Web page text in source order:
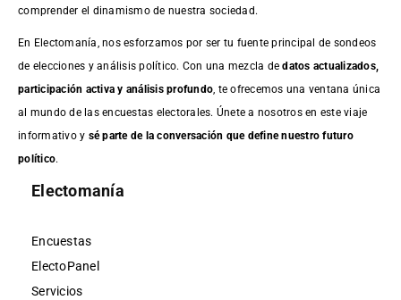
comprender el dinamismo de nuestra sociedad.
En Electomanía, nos esforzamos por ser tu fuente principal de sondeos
de elecciones y análisis político. Con una mezcla dedatos actualizados,
participación activa y análisis profundo , te ofrecemos una ventana única
al mundo de las encuestas electorales. Únete a nosotros en este viaje
informativo y sé parte de la conversación que define nuestro futuro
político.
Electomanía
Encuestas
ElectoPanel
Servicios